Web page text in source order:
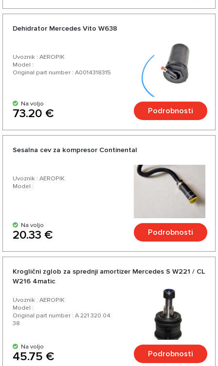
Dehidrator Mercedes Vito W638
Uvoznik : AEROPIK
Model :
Original part number : A0014318315
Na voljo
73.20 € Podrobnosti
Sesalna cev za kompresor Continental
Uvoznik : AEROPIK
Model :
Na voljo
20.33 € Podrobnosti
Kroglični zglob za sprednji amortizer Mercedes S W221 / CL
W216 4matic
Uvoznik : AEROPIK
Model :
Original part number : A 221 320 04
38
Na voljo
45.75 € Podrobnosti